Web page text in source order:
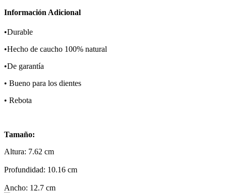
Información Adicional
•Durable
•Hecho de caucho 100% natural
•De garantía
• Bueno para los dientes
• Rebota
Tamaño:
Altura: 7.62 cm
Profundidad: 10.16 cm
Ancho: 12.7 cm